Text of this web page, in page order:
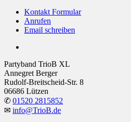
Kontakt Formular
Anrufen
Email schreiben
Partyband TrioB XL
Annegret Berger
Rudolf-Breitscheid-Str. 8
06686 Lützen
✆ 01520 2815852
✉ info@TrioB.de